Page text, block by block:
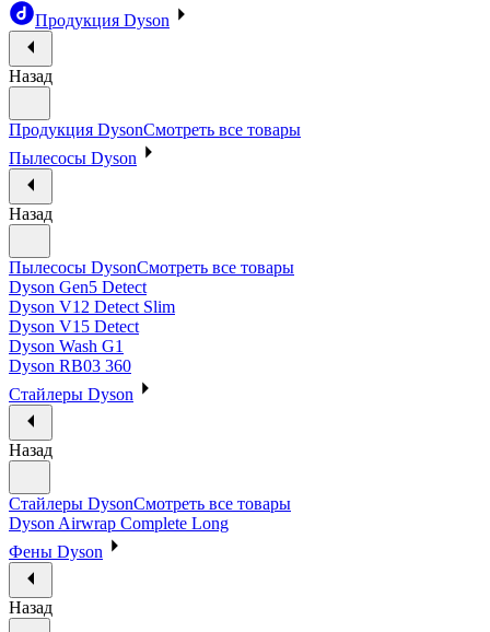
Продукция Dyson
Назад
Продукция DysonСмотреть все товары
Пылесосы Dyson
Назад
Пылесосы DysonСмотреть все товары
Dyson Gen5 Detect
Dyson V12 Detect Slim
Dyson V15 Detect
Dyson Wash G1
Dyson RB03 360
Стайлеры Dyson
Назад
Стайлеры DysonСмотреть все товары
Dyson Airwrap Complete Long
Фены Dyson
Назад